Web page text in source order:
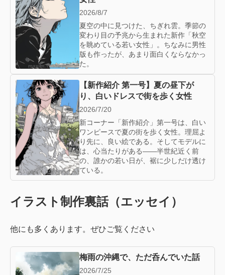
2026/8/7
夏空の中に見つけた、ちぎれ雲。季節の
変わり目の予兆から生まれた新作「秋空
を眺めている若い女性」。ちなみに男性
版も作ったが、あまり面白くならなかっ
た。
【新作紹介 第一号】夏の昼下が
り、白いドレスで街を歩く女性
2026/7/20
新コーナー「新作紹介」第一号は、白い
ワンピースで夏の街を歩く女性。理屈よ
り先に、良い絵である。そしてモデルに
は、心当たりがある——半世紀近く前
の、誰かの若い日が、裾に少しだけ透け
ている。
イラスト制作裏話（エッセイ）
他にも多くあります。ぜひご覧ください
梅雨の沖縄で、ただ呑んでいた話
2026/7/25